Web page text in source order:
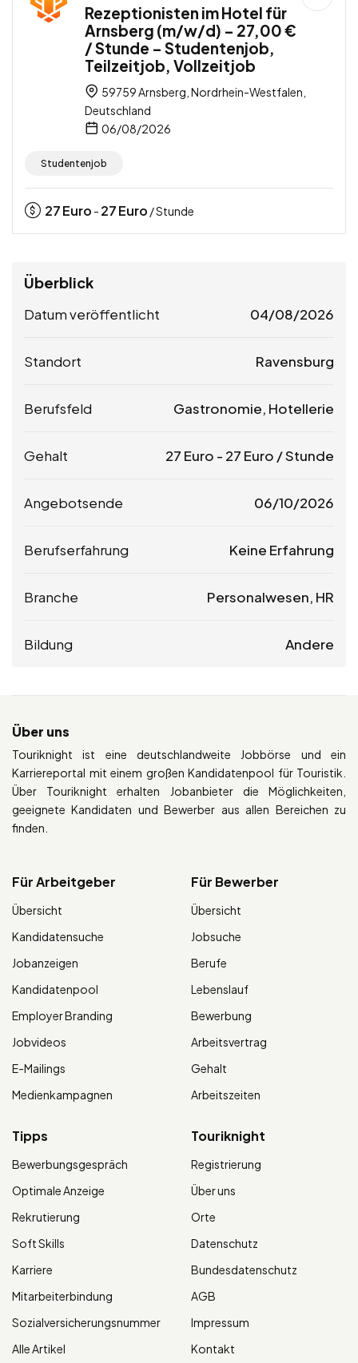
Rezeptionisten im Hotel für
Arnsberg (m/w/d) – 27,00 €
/ Stunde – Studentenjob,
Teilzeitjob, Vollzeitjob
59759 Arnsberg, Nordrhein-Westfalen,
Deutschland
06/08/2026
Studentenjob
27Euro - 27Euro / Stunde
Überblick
Datum veröffentlicht 04/08/2026
Standort Ravensburg
Berufsfeld Gastronomie, Hotellerie
Gehalt 27 Euro - 27 Euro / Stunde
Angebotsende 06/10/2026
Berufserfahrung Keine Erfahrung
Branche Personalwesen, HR
Bildung Andere
Über uns
Touriknight ist eine deutschlandweite Jobbörse und ein
Karriereportal mit einem großen Kandidatenpool für Touristik.
Über Touriknight erhalten Jobanbieter die Möglichkeiten,
geeignete Kandidaten und Bewerber aus allen Bereichen zu
finden.
Für Arbeitgeber
Übersicht
Kandidatensuche
Jobanzeigen
Kandidatenpool
Employer Branding
Jobvideos
E-Mailings
Medienkampagnen
Für Bewerber
Übersicht
Jobsuche
Berufe
Lebenslauf
Bewerbung
Arbeitsvertrag
Gehalt
Arbeitszeiten
Tipps
Bewerbungsgespräch
Optimale Anzeige
Rekrutierung
Soft Skills
Karriere
Mitarbeiterbindung
Sozialversicherungsnummer
Alle Artikel
Touriknight
Registrierung
Über uns
Orte
Datenschutz
Bundesdatenschutz
AGB
Impressum
Kontakt